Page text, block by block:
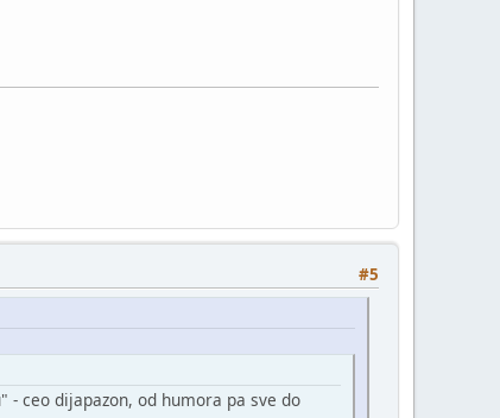
#5
ceo dijapazon, od humora pa sve do